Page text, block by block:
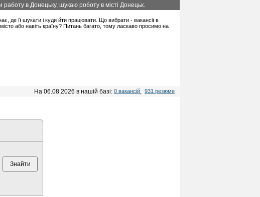
в Донецьку, шукаю роботу в місті Донецьк.
де її шукати і куди йти працювати. Що вибрати - вакансії в
або навіть країну? Питань багато, тому ласкаво просимо на
На 06.08.2026 в нашій базі: 0 вакансій, 931 резюме